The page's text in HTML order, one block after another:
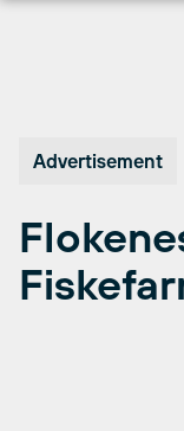
Advertisement